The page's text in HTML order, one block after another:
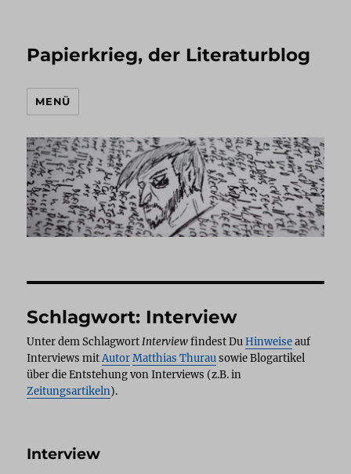
Papierkrieg, der Literaturblog
MENÜ
Schlagwort: Interview
Unter dem SchlagwortInterviewfindest DuHinweiseauf
Interviews mitAutor Matthias Thurausowie Blogartikel
über die Entstehung von Interviews (z.B. in
Zeitungsartikeln).
Interview